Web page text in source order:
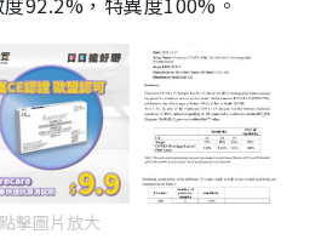
點擊圖片放大